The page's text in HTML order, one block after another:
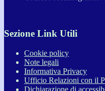
Sezione Link Utili
Cookie policy
Note legali
Informativa Privacy
Ufficio Relazioni con il
Dichiarazione di